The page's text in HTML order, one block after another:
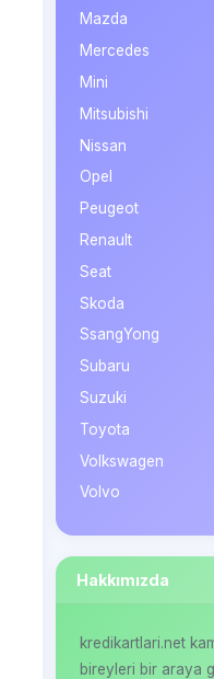
Mazda
Mercedes
Mini
Mitsubishi
Nissan
Opel
Peugeot
Renault
Seat
Skoda
SsangYong
Subaru
Suzuki
Toyota
Volkswagen
Volvo
Hakkımızda
kredikartlari.net
bireyleri bir araya